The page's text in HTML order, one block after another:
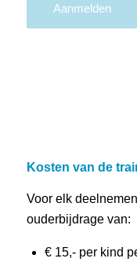
Kosten van de
Voor elk
ouderbijdrage van:
€ 15,- per kind